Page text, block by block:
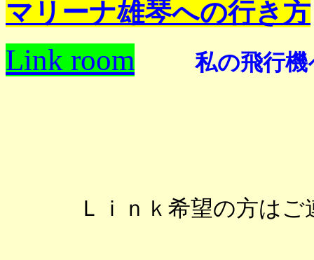
マリーナ雄琴への行き方
Link room
私の飛行
Ｌｉｎｋ希望の方はご